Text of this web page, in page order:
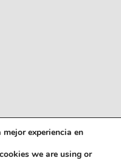
experiencia en
we are using or